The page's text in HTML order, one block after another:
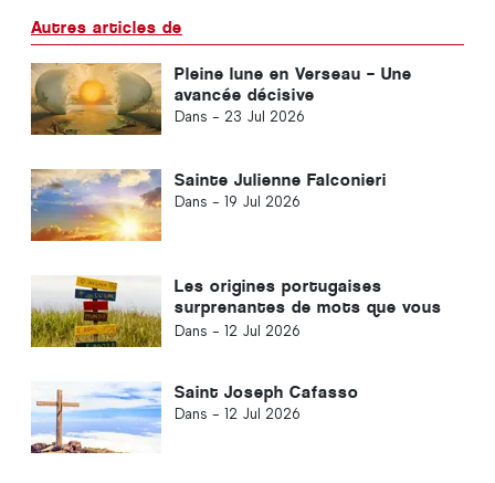
Autres articles de
Pleine lune en Verseau – Une
avancée décisive
Dans - 23 Jul 2026
Sainte Julienne Falconieri
Dans - 19 Jul 2026
Les origines portugaises
surprenantes de mots que vous
ne connaissiez pas
Dans - 12 Jul 2026
Saint Joseph Cafasso
Dans - 12 Jul 2026